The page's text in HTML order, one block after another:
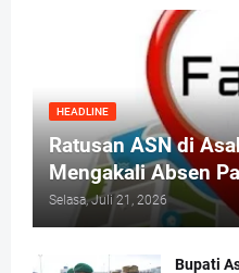
HEADLINE
Ratusan ASN di
Mengakali Absen
Selasa, Juli 21, 2026
Bupati